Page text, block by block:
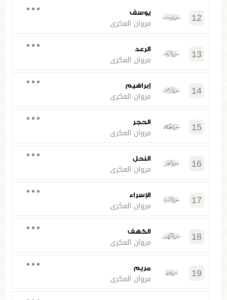
12 يوسف
مروان العكري
13 الرعد
مروان العكري
14 إبراهيم
مروان العكري
15 الحجر
مروان العكري
16 النحل
مروان العكري
17 الإسراء
مروان العكري
18 الكهف
مروان العكري
19 مريم
مروان العكري